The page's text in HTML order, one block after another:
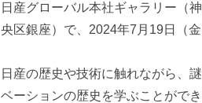
日産グローバル本社ギャラリー（
央区銀座）で、2024年7月19日（
日産の歴史や技術に触れながら、
ベーションの歴史を学ぶことがで